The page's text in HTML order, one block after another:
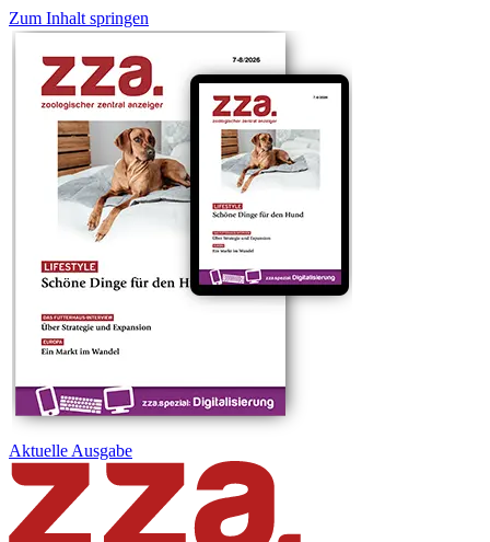
Zum Inhalt springen
Aktuelle Ausgabe